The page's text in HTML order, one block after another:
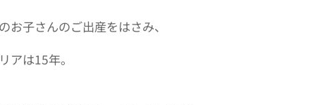
お子さんのご出産をはさみ、
アは15年。